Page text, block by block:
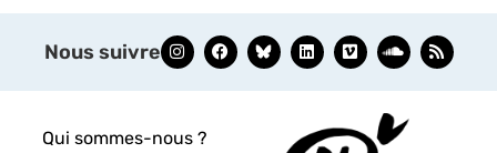
Nous suivre
Qui sommes-nous ?